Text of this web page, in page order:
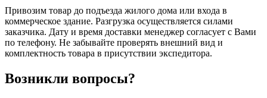
Привозим товар до подъезда жилого дома или входа в
коммерческое здание. Разгрузка осуществляется силами
заказчика. Дату и время доставки менеджер согласует с Вами
по телефону. Не забывайте проверять внешний вид и
комплектность товара в присутствии экспедитора.
Возникли вопросы?